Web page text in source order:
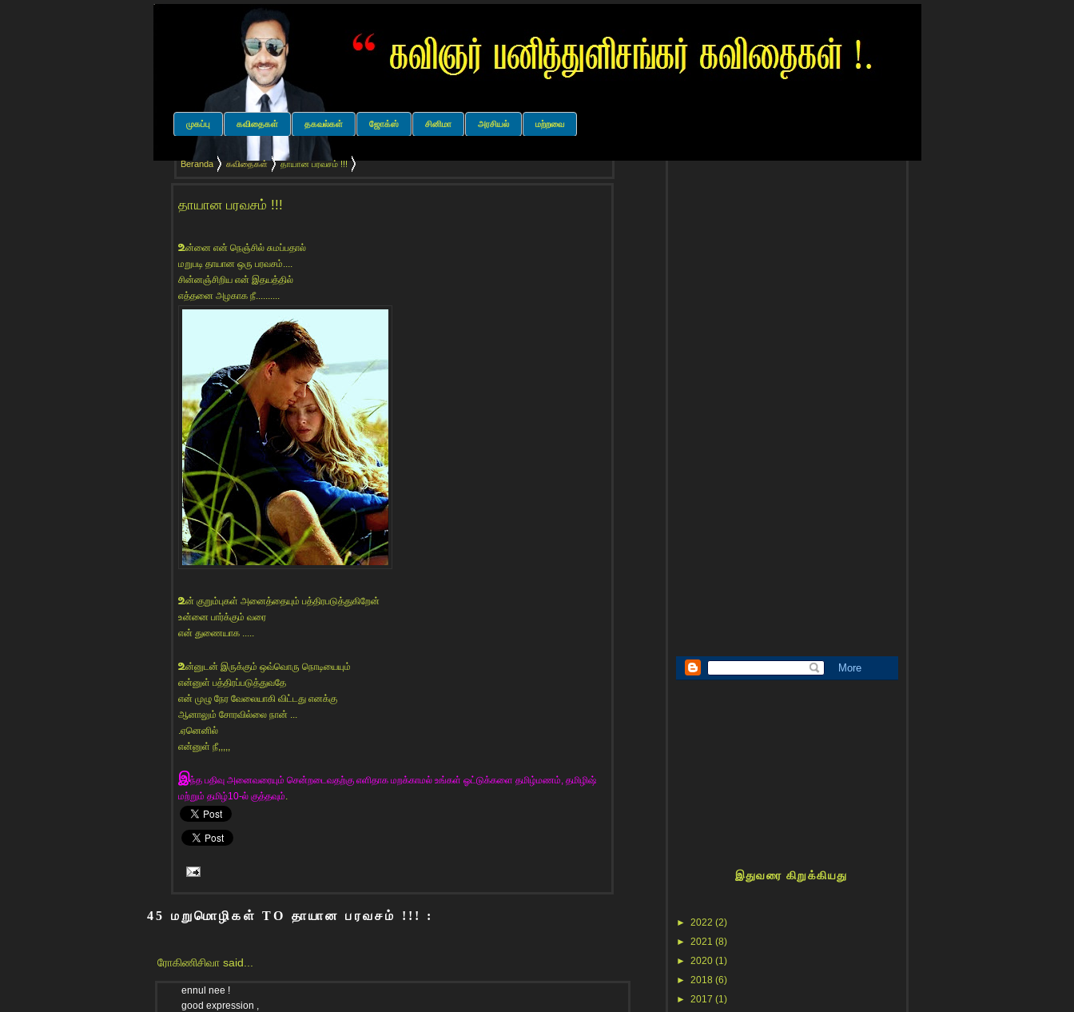
முகப்பு கவிதைகள் தகவல்கள் ஜோக்ஸ் சினிமா அரசியல் மற்றவை
Beranda கவிதைகள் தாயான பரவசம் !!!
தாயான பரவசம் !!!
உன்னை என் நெஞ்சில் சுமப்பதால்
மறுபடி தாயான ஒரு பரவசம்....
சின்னஞ்சிறிய என் இதயத்தில்
எத்தனை அழகாக நீ..........
உன் குறும்புகள் அனைத்தையும் பத்திரபடுத்துகிறேன்
உன்னை பார்க்கும் வரை
என் துணையாக .....
உன்னுடன் இருக்கும் ஒவ்வொரு நொடியையும்
என்னுள் பத்திரப்படுத்துவதே
என் முழு நேர வேலையாகி விட்டது எனக்கு
ஆனாலும் சோரவில்லை நான் ...
.ஏனெனில்
என்னுள் நீ,,,,,
இந்த பதிவு அனைவரையும் சென்றடைவதற்கு எளிதாக மறக்காமல் உங்கள் ஓட்டுக்களை தமிழ்மணம், தமிழிஷ்
மற்றும் தமிழ்10-ல் குத்தவும்
45 மறுமொழிகள் TO தாயான பரவசம் !!! :
ரோகிணிசிவா said...
ennul nee !
good expression ,
இதுவரை கிறுக்கியது
► 2022 (2)
► 2021 (8)
► 2020 (1)
► 2018 (6)
► 2017 (1)